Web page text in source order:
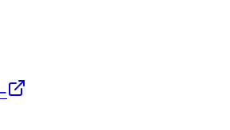
地下1階≪電話番号≫ 048-871-
～21:00
す！☆-----------------------------------------
トレッチ】を取り入れたリラク系ボデ
玉県さいたま市大宮区桜木町2-
センターPART1 地下1階≪電話番
業時間≫10:00～21:00